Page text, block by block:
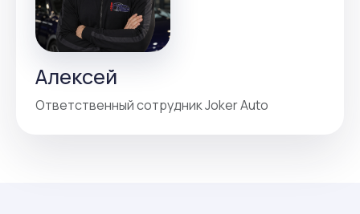
Алексей
Ответственный сотрудник Joker Auto